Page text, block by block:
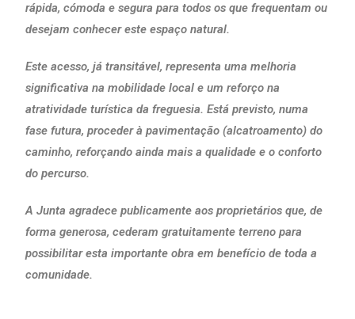
rápida, cómoda e segura para todos os que frequentam ou
desejam conhecer este espaço natural.
Este acesso, já transitável, representa uma melhoria
significativa na mobilidade local e um reforço na
atratividade turística da freguesia. Está previsto, numa
fase futura, proceder à pavimentação (alcatroamento) do
caminho, reforçando ainda mais a qualidade e o conforto
do percurso.
A Junta agradece publicamente aos proprietários que, de
forma generosa, cederam gratuitamente terreno para
possibilitar esta importante obra em benefício de toda a
comunidade.